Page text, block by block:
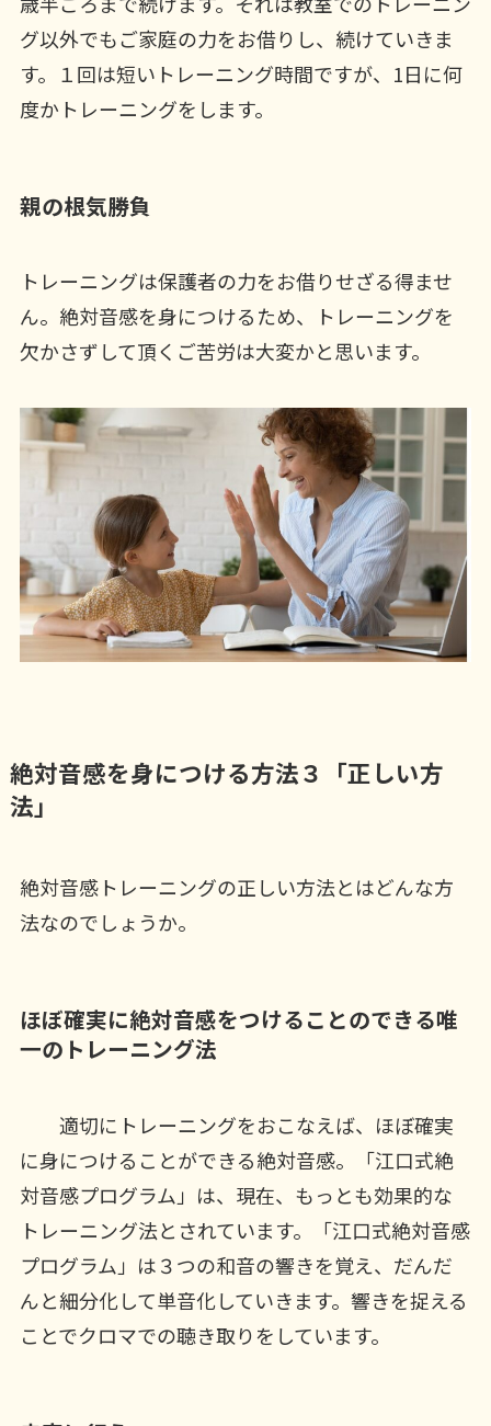
グ以外でもご家庭の力をお借りし、続けていきま
す。１回は短いトレーニング時間ですが、1日に何
度かトレーニングをします。
親の根気勝負
トレーニングは保護者の力をお借りせざる得ませ
ん。絶対音感を身につけるため、トレーニングを
欠かさずして頂くご苦労は大変かと思います。
絶対音感を身につける方法３「正しい方
法」
絶対音感トレーニングの正しい方法とはどんな方
法なのでしょうか。
ほぼ確実に絶対音感をつけることのできる唯
一のトレーニング法
適切にトレーニングをおこなえば、ほぼ確実
に身につけることができる絶対音感。「江口式絶
対音感プログラム」は、現在、もっとも効果的な
トレーニング法とされています。「江口式絶対音感
プログラム」は３つの和音の響きを覚え、だんだ
んと細分化して単音化していきます。響きを捉える
ことでクロマでの聴き取りをしています。